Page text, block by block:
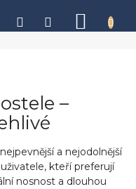
–
a nejodolnější
kteří preferují
nosnost a dlouhou